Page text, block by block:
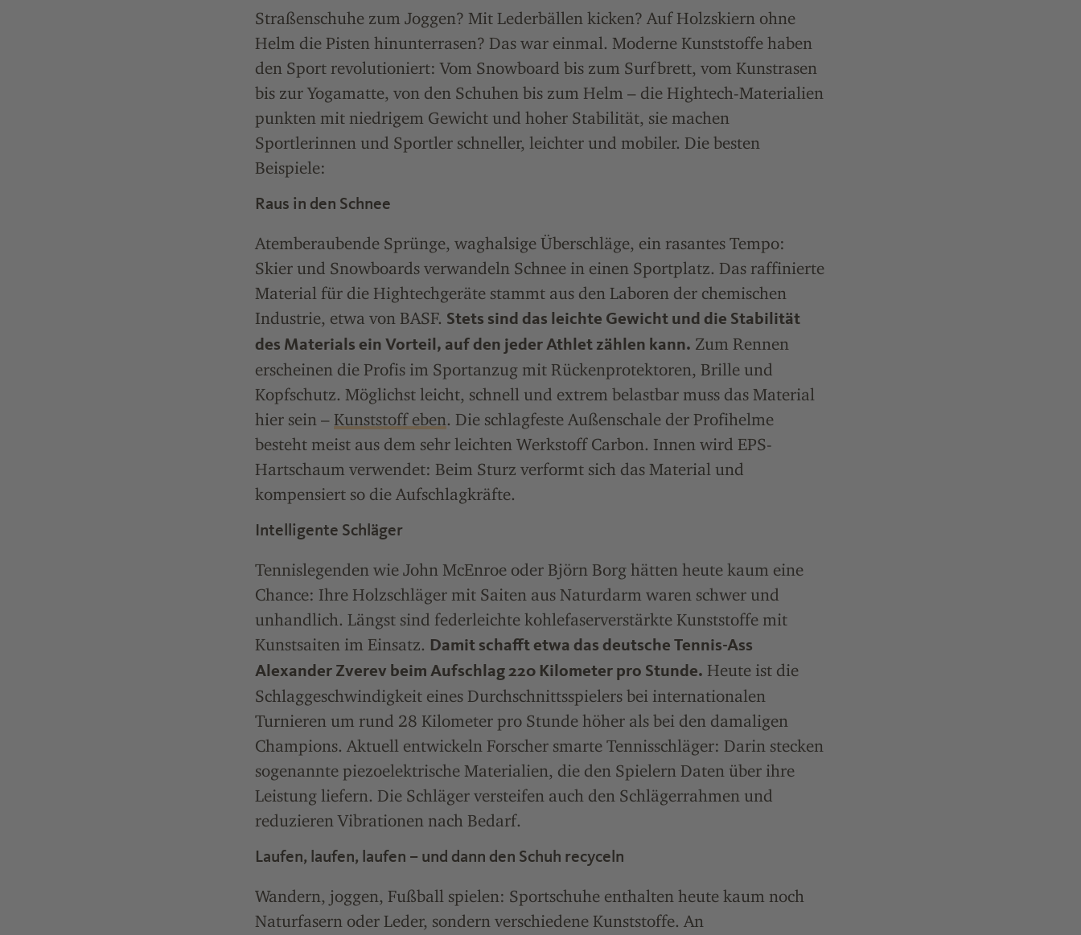
Straßenschuhe zum Joggen? Mit Lederbällen kicken? Auf Holzskiern ohne
Helm die Pisten hinunterrasen? Das war einmal. Moderne Kunststoffe haben
den Sport revolutioniert: Vom Snowboard bis zum Surfbrett, vom Kunstrasen
bis zur Yogamatte, von den Schuhen bis zum Helm – die Hightech-Materialien
punkten mit niedrigem Gewicht und hoher Stabilität, sie machen
Sportlerinnen und Sportler schneller, leichter und mobiler. Die besten
Beispiele:
Raus in den Schnee
Atemberaubende Sprünge, waghalsige Überschläge, ein rasantes Tempo:
Skier und Snowboards verwandeln Schnee in einen Sportplatz. Das raffinierte
Material für die Hightechgeräte stammt aus den Laboren der chemischen
Industrie, etwa von BASF. Stets sind das leichte Gewicht und die Stabilität
des Materials ein Vorteil, auf den jeder Athlet zählen kann. Zum Rennen
erscheinen die Profis im Sportanzug mit Rückenprotektoren, Brille und
Kopfschutz. Möglichst leicht, schnell und extrem belastbar muss das Material
hier sein – Kunststoff eben. Die schlagfeste Außenschale der Profihelme
besteht meist aus dem sehr leichten Werkstoff Carbon. Innen wird EPS-
Hartschaum verwendet: Beim Sturz verformt sich das Material und
kompensiert so die Aufschlagkräfte.
Intelligente Schläger
Tennislegenden wie John McEnroe oder Björn Borg hätten heute kaum eine
Chance: Ihre Holzschläger mit Saiten aus Naturdarm waren schwer und
unhandlich. Längst sind federleichte kohlefaserverstärkte Kunststoffe mit
Kunstsaiten im Einsatz. Damit schafft etwa das deutsche Tennis-Ass
Alexander Zverev beim Aufschlag 220 Kilometer pro Stunde. Heute ist die
Schlaggeschwindigkeit eines Durchschnittsspielers bei internationalen
Turnieren um rund 28 Kilometer pro Stunde höher als bei den damaligen
Champions. Aktuell entwickeln Forscher smarte Tennisschläger: Darin stecken
sogenannte piezoelektrische Materialien, die den Spielern Daten über ihre
Leistung liefern. Die Schläger versteifen auch den Schlägerrahmen und
reduzieren Vibrationen nach Bedarf.
Laufen, laufen, laufen – und dann den Schuh recyceln
Wandern, joggen, Fußball spielen: Sportschuhe enthalten heute kaum noch
Naturfasern oder Leder, sondern verschiedene Kunststoffe. An